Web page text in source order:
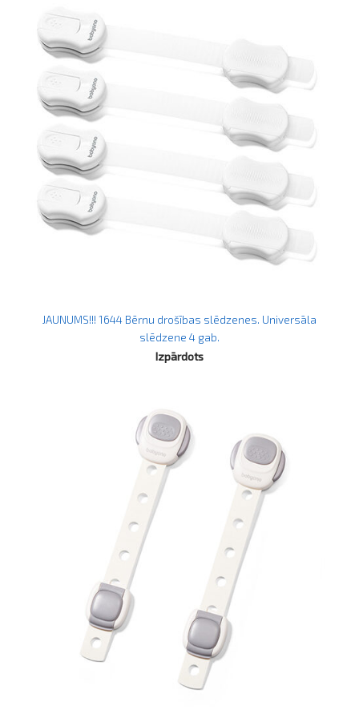
JAUNUMS!!! 1644 Bērnu drošības slēdzenes. Universāla
slēdzene 4 gab.
Izpārdots